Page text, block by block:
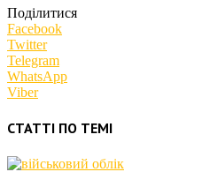
Поділитися
Facebook
Twitter
Telegram
WhatsApp
Viber
СТАТТІ ПО ТЕМІ